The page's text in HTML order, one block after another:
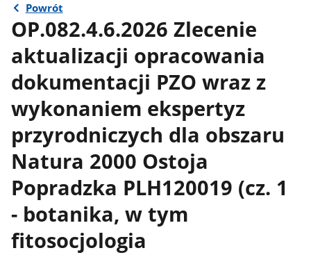
Powrót
OP.082.4.6.2026 Zlecenie
aktualizacji opracowania
dokumentacji PZO wraz z
wykonaniem ekspertyz
przyrodniczych dla obszaru
Natura 2000 Ostoja
Popradzka PLH120019 (cz. 1
- botanika, w tym
fitosocjologia